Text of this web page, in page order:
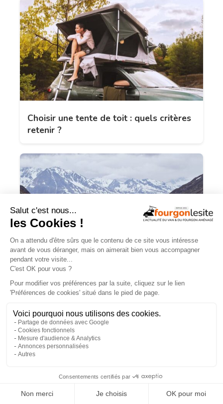
Choisir une tente de toit : quels critères
retenir ?
Charge utile en vans et fourgons